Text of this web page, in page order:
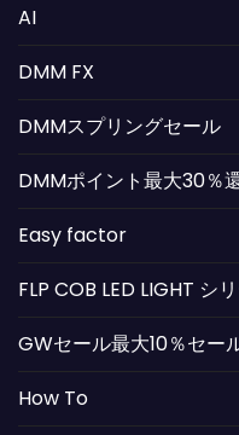
AI
DMM FX
DMMスプリングセール
DMMポイント最大30％
Easy factor
FLP COB LED LIGHT シ
GWセール最大10％セー
How To